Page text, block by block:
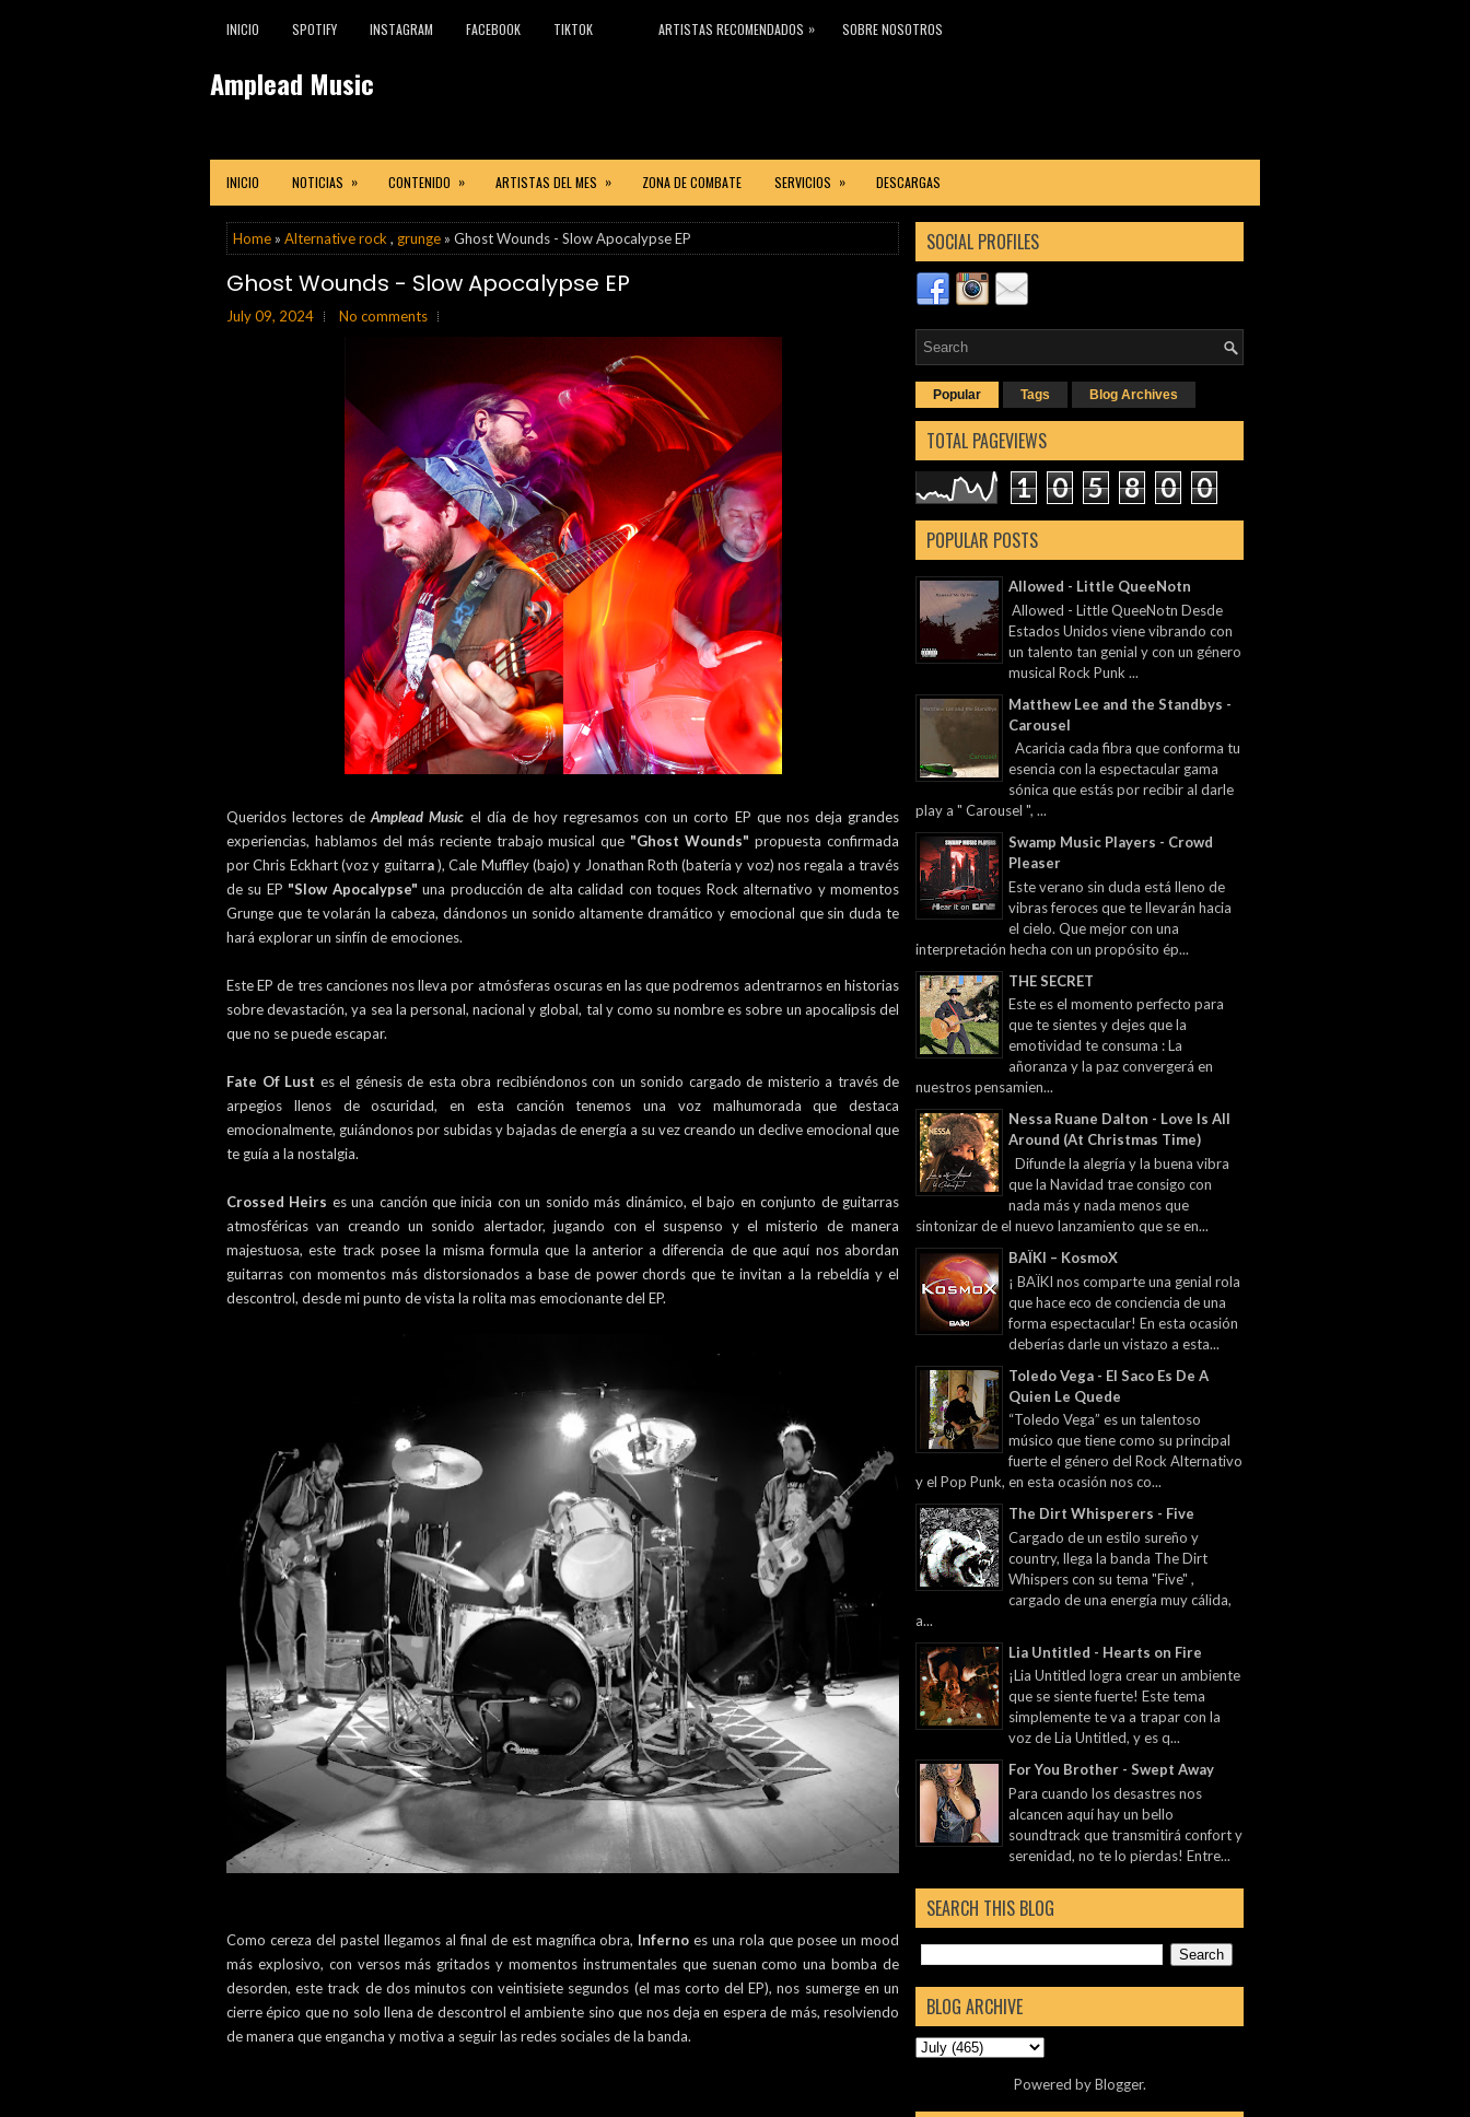
INICIO SPOTIFY INSTAGRAM FACEBOOK TIKTOK ARTISTAS RECOMENDADOS » SOBRE NOSOTROS
Amplead Music
INICIO NOTICIAS » CONTENIDO » ARTISTAS DEL MES » ZONA DE COMBATE SERVICIOS » DESCARGAS
Home » Alternative rock , grunge » Ghost Wounds - Slow Apocalypse EP
Ghost Wounds - Slow Apocalypse EP
July 09, 2024 No comments
Queridos lectores deAmplead Music el día de hoy regresamos con un corto EP que nos deja grandes
experiencias, hablamos del más reciente trabajo musical que "Ghost Wounds"propuesta confirmada
por Chris Eckhart (voz y guitarra), Cale Muffley (bajo) y Jonathan Roth (batería y voz) nos regala a través
de su EP "Slow Apocalypse"una producción de alta calidad con toques Rock alternativo y momentos
Grunge que te volarán la cabeza, dándonos un sonido altamente dramático y emocional que sin duda te
hará explorar un sinfín de emociones.
Este EP de tres canciones nos lleva por atmósferas oscuras en las que podremos adentrarnos en historias
sobre devastación, ya sea la personal, nacional y global, tal y como su nombre es sobre un apocalipsis del
que no se puede escapar.
Fate Of Lust es el génesis de esta obra recibiéndonos con un sonido cargado de misterio a través de
arpegios llenos de oscuridad, en esta canción tenemos una voz malhumorada que destaca
emocionalmente, guiándonos por subidas y bajadas de energía a su vez creando un declive emocional que
te guía a la nostalgia.
Crossed Heirs es una canción que inicia con un sonido más dinámico, el bajo en conjunto de guitarras
atmosféricas van creando un sonido alertador, jugando con el suspenso y el misterio de manera
majestuosa, este track posee la misma formula que la anterior a diferencia de que aquí nos abordan
guitarras con momentos más distorsionados a base de power chords que te invitan a la rebeldía y el
descontrol, desde mi punto de vista la rolita mas emocionante del EP.
Como cereza del pastel llegamos al final de est magnífica obra, Inferno es una rola que posee un mood
más explosivo, con versos más gritados y momentos instrumentales que suenan como una bomba de
desorden, este track de dos minutos con veintisiete segundos (el mas corto del EP), nos sumerge en un
cierre épico que no solo llena de descontrol el ambiente sino que nos deja en espera de más, resolviendo
de manera que engancha y motiva a seguir las redes sociales de la banda.
SOCIAL PROFILES
Popular Tags Blog Archives
TOTAL PAGEVIEWS
1 0 5 8 0 0
POPULAR POSTS
Allowed - Little QueeNotn
Allowed - Little QueeNotn Desde
Estados Unidos viene vibrando con
un talento tan genial y con un género
musical Rock Punk ...
Matthew Lee and the Standbys -
Carousel
Acaricia cada fibra que conforma tu
esencia con la espectacular gama
sónica que estás por recibir al darle
play a " Carousel ", ...
Swamp Music Players - Crowd
Pleaser
Este verano sin duda está lleno de
vibras feroces que te llevarán hacia
el cielo. Que mejor con una
interpretación hecha con un propósito ép...
THE SECRET
Este es el momento perfecto para
que te sientes y dejes que la
emotividad te consuma : La
añoranza y la paz convergerá en
nuestros pensamien...
Nessa Ruane Dalton - Love Is All
Around (At Christmas Time)
Difunde la alegría y la buena vibra
que la Navidad trae consigo con
nada más y nada menos que
sintonizar de el nuevo lanzamiento que se en...
BAÏKI – KosmoX
¡ BAÏKI nos comparte una genial rola
que hace eco de conciencia de una
forma espectacular! En esta ocasión
deberías darle un vistazo a esta...
Toledo Vega - El Saco Es De A
Quien Le Quede
“Toledo Vega” es un talentoso
músico que tiene como su principal
fuerte el género del Rock Alternativo
y el Pop Punk, en esta ocasión nos co...
The Dirt Whisperers - Five
Cargado de un estilo sureño y
country, llega la banda The Dirt
Whispers con su tema "Five" ,
cargado de una energía muy cálida,
a...
Lia Untitled - Hearts on Fire
¡Lia Untitled logra crear un ambiente
que se siente fuerte! Este tema
simplemente te va a trapar con la
voz de Lia Untitled, y es q...
For You Brother - Swept Away
Para cuando los desastres nos
alcancen aquí hay un bello
soundtrack que transmitirá confort y
serenidad, no te lo pierdas! Entre...
SEARCH THIS BLOG
BLOG ARCHIVE
Powered byBlogger.